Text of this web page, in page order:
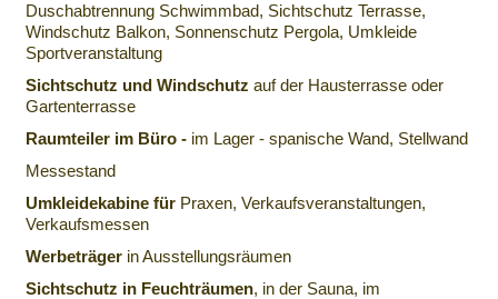
Duschabtrennung Schwimmbad, Sichtschutz Terrasse,
Windschutz Balkon, Sonnenschutz Pergola, Umkleide
Sportveranstaltung
Sichtschutz und Windschutz auf der Hausterrasse oder
Gartenterrasse
Raumteiler im Büro - im Lager - spanische Wand, Stellwand
Messestand
Umkleidekabine für Praxen, Verkaufsveranstaltungen,
Verkaufsmessen
Werbeträger in Ausstellungsräumen
Sichtschutz in Feuchträumen, in der Sauna, im